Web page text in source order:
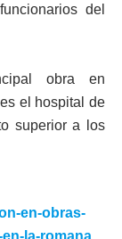
del
obra en
el hospital de
superior a los